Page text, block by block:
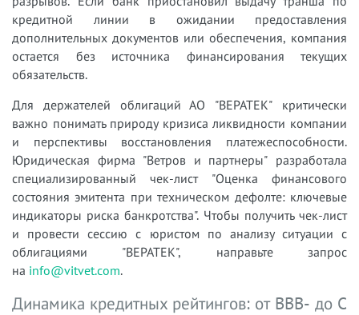
кредитной линии в ожидании предоставления
дополнительных документов или обеспечения, компания
остается без источника финансирования текущих
обязательств.
Для держателей облигаций АО "ВЕРАТЕК" критически
важно понимать природу кризиса ликвидности компании
и перспективы восстановления платежеспособности.
Юридическая фирма "Ветров и партнеры" разработала
специализированный чек-лист "Оценка финансового
состояния эмитента при техническом дефолте: ключевые
индикаторы риска банкротства". Чтобы получить чек-лист
и провести сессию с юристом по анализу ситуации с
облигациями "ВЕРАТЕК", направьте запрос
на info@vitvet.com.
Динамика кредитных рейтингов: от BBB- до C